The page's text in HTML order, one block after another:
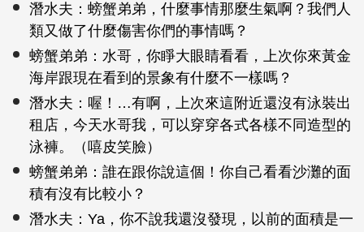
潛水夫：螃蟹弟弟，什麼事情那麼生氣啊？我們人
類又做了什麼傷害你們的事情嗎？
螃蟹弟弟：水哥，你睜大眼睛看看，上次你來黃金
海岸跟現在看到的景象有什麼不一樣嗎？
潛水夫：喔！…有啊，上次來這附近還沒有泳裝出
租店，今天水哥我，可以穿穿各式各樣不同造型的
泳褲。（嘻皮笑臉）
螃蟹弟弟：誰在跟你說這個！你自己看看沙灘的面
積有沒有比較小？
潛水夫：Ya，你不說我還沒發現，以前的面積是一